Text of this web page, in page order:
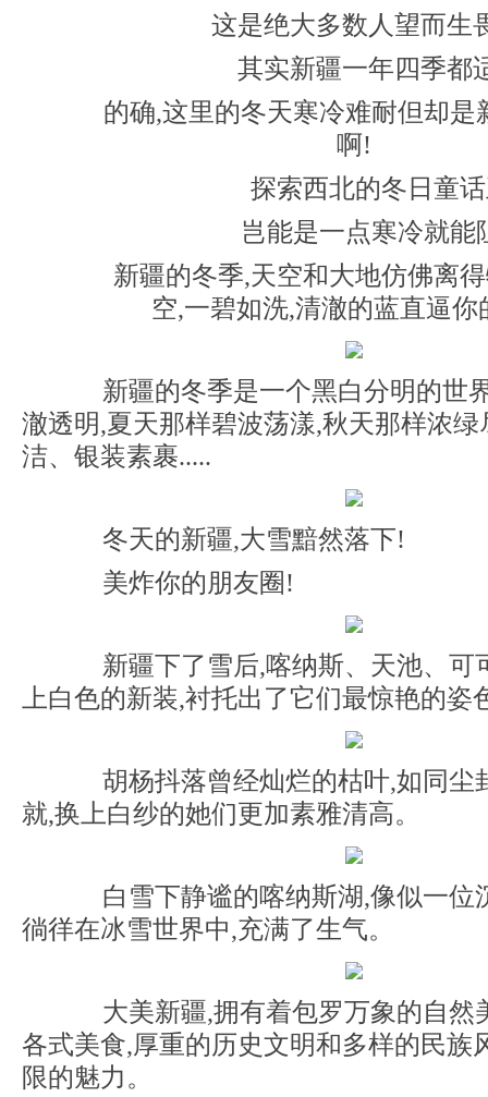
这是绝大多数人望而生
其实新疆一年四季都
的确,这里的冬天寒冷难耐但却是
啊!
探索西北的冬日童话
岂能是一点寒冷就能
新疆的冬季,天空和大地仿佛离得
空,一碧如洗,清澈的蓝直逼你
新疆的冬季是一个黑白分明的世
澈透明,夏天那样碧波荡漾,秋天那样浓
洁、银装素裹.....
冬天的新疆,大雪黯然落下!
美炸你的朋友圈!
新疆下了雪后,喀纳斯、天池、可
上白色的新装,衬托出了它们最惊艳的姿
胡杨抖落曾经灿烂的枯叶,如同尘
就,换上白纱的她们更加素雅清高。
白雪下静谧的喀纳斯湖,像似一位
徜徉在冰雪世界中,充满了生气。
大美新疆,拥有着包罗万象的自然
各式美食,厚重的历史文明和多样的民族
限的魅力。